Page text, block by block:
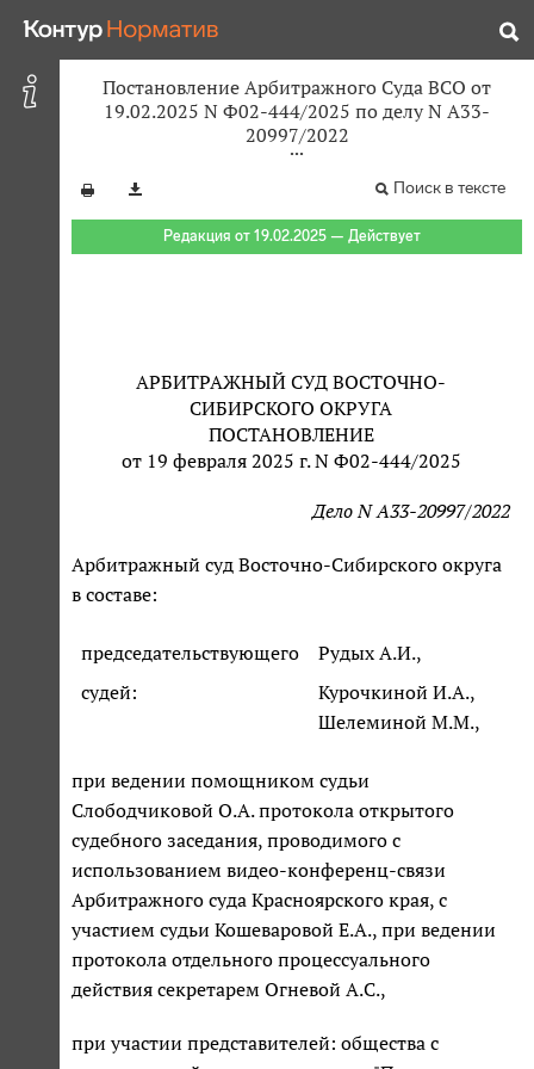
Постановление Арбитражного Суда ВСО от
19.02.2025 N Ф02-444/2025 по делу N А33-
20997/2022
Поиск в тексте
Редакция от 19.02.2025 — Действует
АРБИТРАЖНЫЙ СУД ВОСТОЧНО-
СИБИРСКОГО ОКРУГА
ПОСТАНОВЛЕНИЕ
от 19 февраля 2025 г. N Ф02-444/2025
Дело N А33-20997/2022
Арбитражный суд Восточно-Сибирского округа
в составе:
председательствующего
Рудых А.И.,
судей:
Курочкиной И.А.,
Шелеминой М.М.,
при ведении помощником судьи
Слободчиковой О.А. протокола открытого
судебного заседания, проводимого с
использованием видео-конференц-связи
Арбитражного суда Красноярского края, с
участием судьи Кошеваровой Е.А., при ведении
протокола отдельного процессуального
действия секретарем Огневой А.С.,
при участии представителей: общества с